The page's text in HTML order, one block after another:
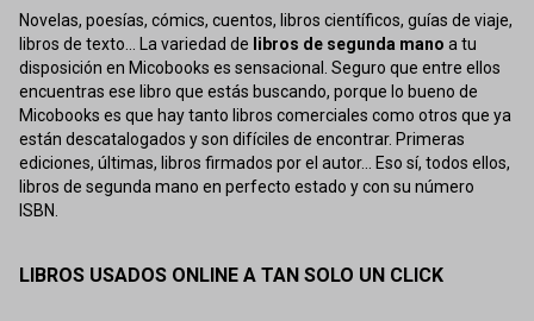
Novelas, poesías, cómics, cuentos, libros científicos, guías de viaje,
libros de texto... La variedad de libros de segunda mano a tu
disposición en Micobooks es sensacional. Seguro que entre ellos
encuentras ese libro que estás buscando, porque lo bueno de
Micobooks es que hay tanto libros comerciales como otros que ya
están descatalogados y son difíciles de encontrar. Primeras
ediciones, últimas, libros firmados por el autor... Eso sí, todos ellos,
libros de segunda mano en perfecto estado y con su número
ISBN.
LIBROS USADOS ONLINE A TAN SOLO UN CLICK